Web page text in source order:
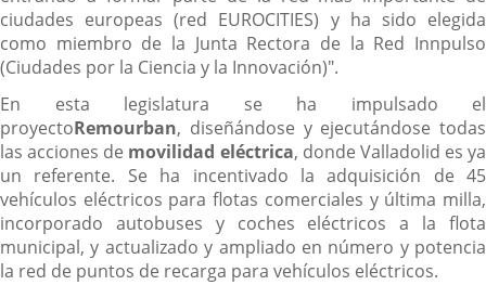
ciudades europeas (red EUROCITIES) y ha sido elegida
como miembro de la Junta Rectora de la Red Innpulso
(Ciudades por la Ciencia y la Innovación)".
En esta legislatura se ha impulsado el
proyectoRemourban, diseñándose y ejecutándose todas
las acciones de movilidad eléctrica, donde Valladolid es ya
un referente. Se ha incentivado la adquisición de 45
vehículos eléctricos para flotas comerciales y última milla,
incorporado autobuses y coches eléctricos a la flota
municipal, y actualizado y ampliado en número y potencia
la red de puntos de recarga para vehículos eléctricos.